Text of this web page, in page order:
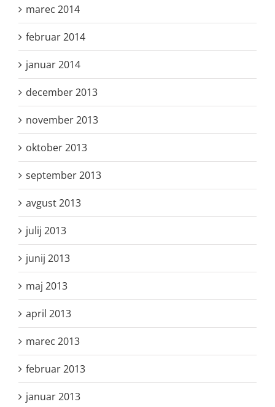
marec 2014
februar 2014
januar 2014
december 2013
november 2013
oktober 2013
september 2013
avgust 2013
julij 2013
junij 2013
maj 2013
april 2013
marec 2013
februar 2013
januar 2013